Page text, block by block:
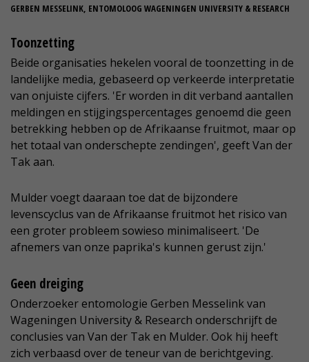
GERBEN MESSELINK, ENTOMOLOOG WAGENINGEN UNIVERSITY & RESEARCH
Toonzetting
Beide organisaties hekelen vooral de toonzetting in de
landelijke media, gebaseerd op verkeerde interpretatie
van onjuiste cijfers. 'Er worden in dit verband aantallen
meldingen en stijgingspercentages genoemd die geen
betrekking hebben op de Afrikaanse fruitmot, maar op
het totaal van onderschepte zendingen', geeft Van der
Tak aan.
Mulder voegt daaraan toe dat de bijzondere
levenscyclus van de Afrikaanse fruitmot het risico van
een groter probleem sowieso minimaliseert. 'De
afnemers van onze paprika's kunnen gerust zijn.'
Geen dreiging
Onderzoeker entomologie Gerben Messelink van
Wageningen University & Research onderschrijft de
conclusies van Van der Tak en Mulder. Ook hij heeft
zich verbaasd over de teneur van de berichtgeving.